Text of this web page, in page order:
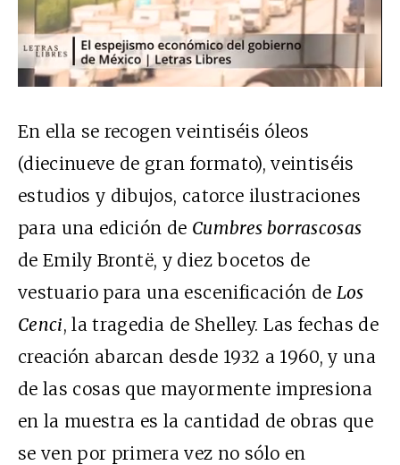
En ella se recogen veintiséis óleos
(diecinueve de gran formato), veintiséis
estudios y dibujos, catorce ilustraciones
para una edición de Cumbres borrascosas
de Emily Brontë, y diez bocetos de
vestuario para una escenificación de Los
Cenci, la tragedia de Shelley. Las fechas de
creación abarcan desde 1932 a 1960, y una
de las cosas que mayormente impresiona
en la muestra es la cantidad de obras que
se ven por primera vez no sólo en